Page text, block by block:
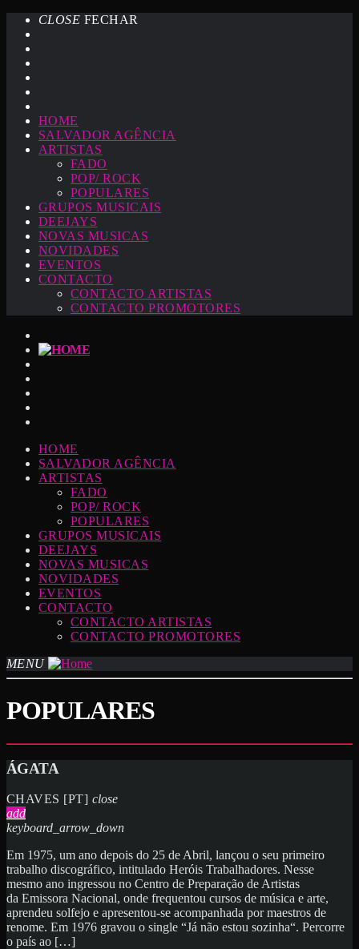
CLOSE FECHAR
HOME
SALVADOR AGÊNCIA
ARTISTAS
FADO
POP/ ROCK
POPULARES
GRUPOS MUSICAIS
DEEJAYS
NOVAS MUSICAS
NOVIDADES
EVENTOS
CONTACTO
CONTACTO ARTISTAS
CONTACTO PROMOTORES
HOME
SALVADOR AGÊNCIA
ARTISTAS
FADO
POP/ ROCK
POPULARES
GRUPOS MUSICAIS
DEEJAYS
NOVAS MUSICAS
NOVIDADES
EVENTOS
CONTACTO
CONTACTO ARTISTAS
CONTACTO PROMOTORES
MENU
POPULARES
ÁGATA
CHAVES [PT] close
add
keyboard_arrow_down
Em 1975, um ano depois do 25 de Abril, lançou o seu primeiro
trabalho discográfico, intitulado Heróis Trabalhadores. Nesse
mesmo ano ingressou no Centro de Preparação de Artistas
da Emissora Nacional, onde frequentou cursos de música e arte,
aprendeu solfejo e apresentou-se acompanhada por maestros de
renome. Em 1976 gravou o single “Já não estou sozinha“. Percorre
o país ao […]